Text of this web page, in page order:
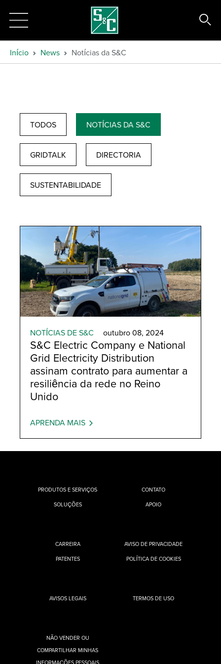
Início News Notícias da S&C
TODOS NOTÍCIAS DA S&C
GRIDTALK DIRECTORIA
SUSTENTABILIDADE
EMEA
NOTÍCIAS DE S&C outubro 08, 2024
S&C Electric Company e National
Grid Electricity Distribution
assinam contrato para aumentar a
resiliência da rede no Reino
Unido
APRENDA MAIS
PRODUTOS E SERVIÇOS
SOLUÇÕES
CONTATO
APOIO
CARREIRA
PATENTES
AVISO DE PRIVACIDADE
POLÍTICA DE COOKIES
AVISOS LEGAIS TERMOS DE USO
NÃO VENDER OU
COMPARTILHAR MINHAS